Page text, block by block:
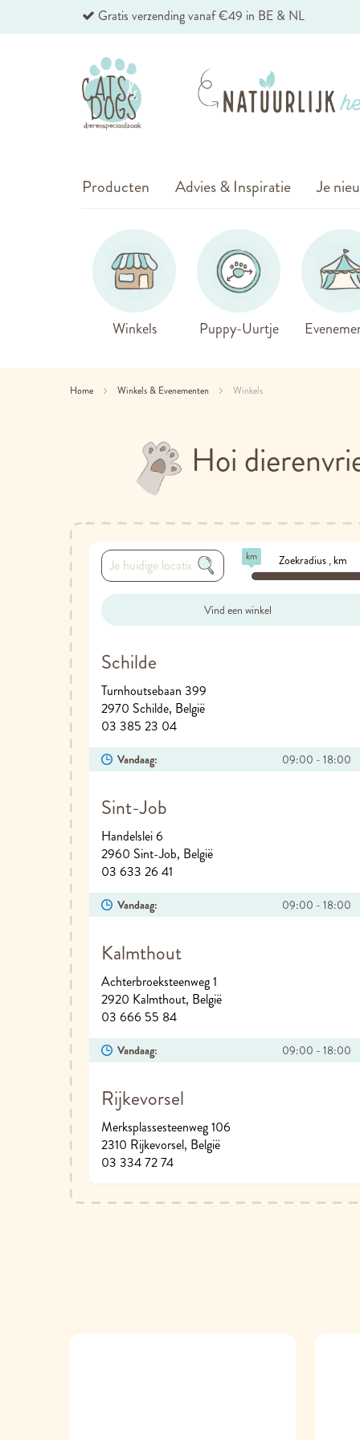
Ga
de
inhoud
Gratis verzending vanaf €49 in BE & NL
Producten Advies & Inspiratie Je
Winkels Puppy-Uurtje
Home Winkels & Evenementen Winkels
Hoi
Zoekradius , km
km
Vind een winkel
Schilde
Turnhoutsebaan 399
2970 Schilde, België
03 385 23 04
Vandaag: 09:00 - 18:00
Sint-Job
Handelslei 6
2960 Sint-Job, België
03 633 26 41
Vandaag: 09:00 - 18:00
Kalmthout
Achterbroeksteenweg 1
2920 Kalmthout, België
03 666 55 84
Vandaag: 09:00 - 18:00
Rijkevorsel
Merksplassesteenweg 106
2310 Rijkevorsel, België
03 334 72 74